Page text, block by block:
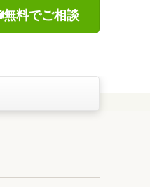
無料でご相談